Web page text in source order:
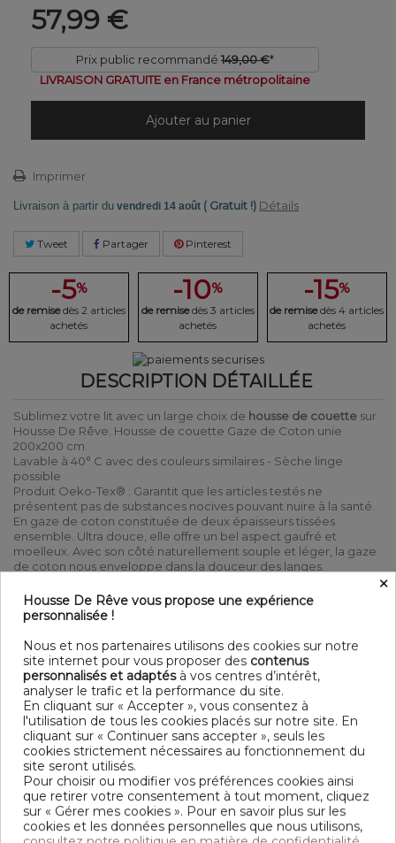
57,99 €
Prix public recommandé 149,00 €*
LIVRAISON GRATUITE en France métropolitaine
Ajouter au panier
Imprimer
Livraison à partir du vendredi 14 août ( Gratuit !) Détails
Tweet Partager Pinterest
-5%
de remise dès 2 articles
achetés
-10%
de remise dès 3 articles
achetés
-15%
de remise dès 4 articles
achetés
DESCRIPTION DÉTAILLÉE
Sublimez votre lit avec un large choix de housse de couette sur
Housse De Rêve. Housse de couette Gaze de Coton unie
200x200 cm.
Lavable à 40° C avec des couleurs similaires - Sèche linge
possible
Produit Oeko-Tex® : Garantit que les articles testés ne
présentent pas de substances nocives pouvant nuire à la santé.
En gaze de coton constituée de deux épaisseurs tissées
ensemble. Ultra douce, elle offre un bel aspect gaufré et
moelleux. Avec son côté naturellement souple et léger, la gaze
de coton nous enveloppe dans la douceur des langes.
DÉTAIL
Matière : 100% gaze de coton
125 gr/m²
Couleur : Uni
Entretien : Lavable à 40° C avec des couleurs similaires -
Sèche linge possible
Finition : Boutons Bois
Modèle : Romarin
Tissage ultra serré 74 fils /cm²
1 Housse de couette 100% gaze de coton 200x200 cm
DESCRIPTIF TECHNIQUE
Certification Oeko-Tex®
×
Housse De Rêve vous propose une expérience
personnalisée !
Nous et nos partenaires utilisons des cookies sur notre
site internet pour vous proposer des contenus
personnalisés et adaptésà vos centres d’intérêt,
analyser le trafic et la performance du site.
En cliquant sur « Accepter », vous consentez à
l'utilisation de tous les cookies placés sur notre site. En
cliquant sur « Continuer sans accepter », seuls les
cookies strictement nécessaires au fonctionnement du
site seront utilisés.
Pour choisir ou modifier vos préférences cookies ainsi
que retirer votre consentement à tout moment, cliquez
sur « Gérer mes cookies ». Pour en savoir plus sur les
cookies et les données personnelles que nous utilisons,